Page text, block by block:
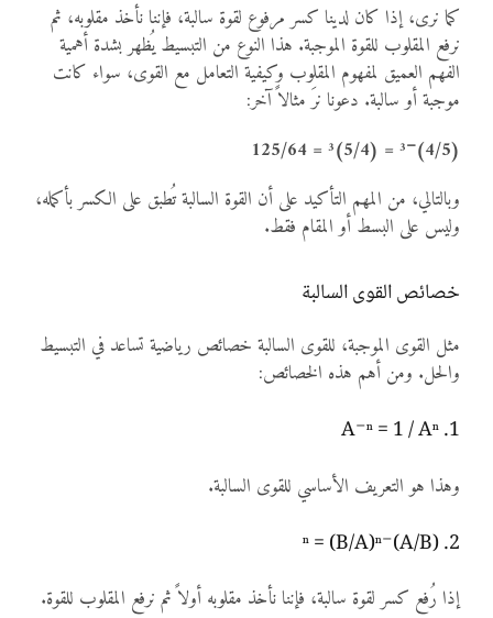
كما نرى، إذا كان لدينا كسر مرفوع لقوة سالبة، فإننا نأخذ مقلوبه، ثم
نرفع المقلوب للقوة الموجبة. هذا النوع من التبسيط يُظهر بشدة أهمية
الفهم العميق لمفهوم المقلوب وكيفية التعامل مع القوى، سواء كانت
موجبة أو سالبة. دعونا نرَ مثالاً آخر:
(4/5)⁻³ = (5/4)³ = 125/64
وبالتالي، من المهم التأكيد على أن القوة السالبة تُطبق على الكسر بأكمله،
وليس على البسط أو المقام فقط.
خصائص القوى السالبة
مثل القوى الموجبة، للقوى السالبة خصائص رياضية تساعد في التبسيط
والحل. ومن أهم هذه الخصائص:
1. A⁻ⁿ = 1 / Aⁿ
وهذا هو التعريف الأساسي للقوى السالبة.
2. (a/b)⁻ⁿ = (b/a)ⁿ
إذا رُفع كسر لقوة سالبة، فإننا نأخذ مقلوبه أولاً ثم نرفع المقلوب للقوة.